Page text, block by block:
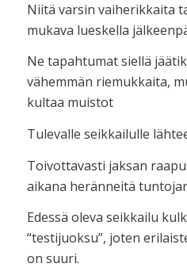
Niitä varsin vaiherikkaita
mukava lueskella
Ne tapahtumat siellä
vähemmän riemukkaita,
kultaa muistot
Tulevalle seikkailulle
Toivottavasti jaksan
aikana heränneitä
Edessä oleva seikkailu
“testijuoksu”, joten
on suuri.